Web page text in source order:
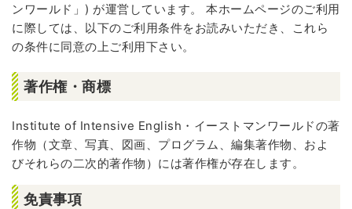
ンワールド」) が運営しています。 本ホームページのご利用
に際しては、以下のご利用条件をお読みいただき、これら
の条件に同意の上ご利用下さい。
著作権・商標
Institute of Intensive English・イーストマンワールドの著
作物（文章、写真、図画、プログラム、編集著作物、およ
びそれらの二次的著作物）には著作権が存在します。
免責事項